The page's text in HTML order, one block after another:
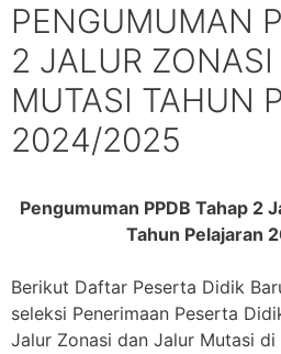
PENGUMUMAN
2 JALUR ZONASI
MUTASI TAHUN
2024/2025
Pengumuman PPDB Tahap 2
Tahun Pelajaran
Berikut Daftar Peserta Didik
seleksi Penerimaan Peserta
Jalur Zonasi dan Jalur Mutasi di